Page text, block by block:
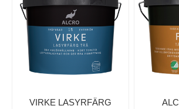
VIRKE LASYRFÄRG